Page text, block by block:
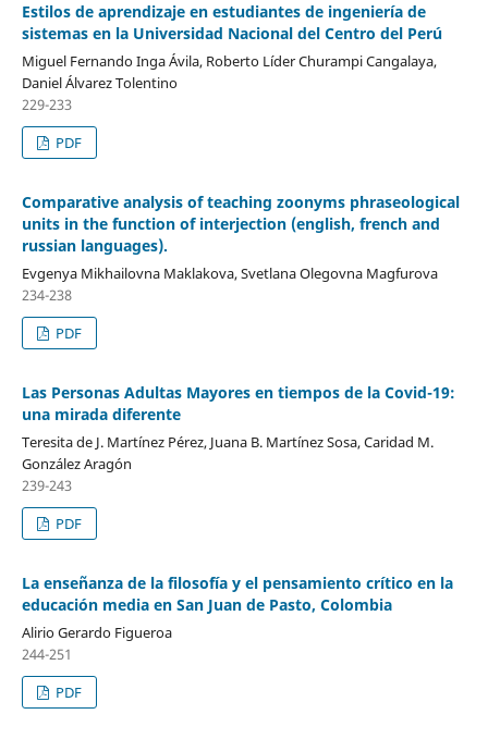
Estilos de aprendizaje en estudiantes de ingeniería de
sistemas en la Universidad Nacional del Centro del Perú
Miguel Fernando Inga Ávila, Roberto Líder Churampi Cangalaya,
Daniel Álvarez Tolentino
229-233
PDF
Comparative analysis of teaching zoonyms phraseological
units in the function of interjection (english, french and
russian languages).
Evgenya Mikhailovna Maklakova, Svetlana Olegovna Magfurova
234-238
PDF
Las Personas Adultas Mayores en tiempos de la Covid-19:
una mirada diferente
Teresita de J. Martínez Pérez, Juana B. Martínez Sosa, Caridad M.
González Aragón
239-243
PDF
La enseñanza de la filosofía y el pensamiento crítico en la
educación media en San Juan de Pasto, Colombia
Alirio Gerardo Figueroa
244-251
PDF